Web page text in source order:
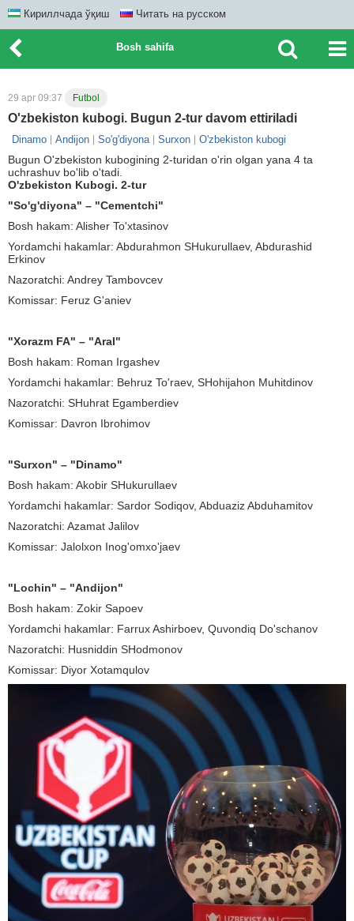
Кириллчада ўқиш Читать на русском
Bosh sahifa
29 apr 09:37 Futbol
O'zbekiston kubogi. Bugun 2-tur davom ettiriladi
Dinamo Andijon So'g'diyona Surxon O'zbekiston kubogi
Bugun O'zbekiston kubogining 2-turidan o'rin olgan yana 4 ta
uchrashuv bo'lib o'tadi.
O'zbekiston Kubogi. 2-tur
"So'g'diyona" – "Cementchi"
Bosh hakam: Alisher To'xtasinov
Yordamchi hakamlar: Abdurahmon SHukurullaev, Abdurashid
Erkinov
Nazoratchi: Andrey Tambovcev
Komissar: Feruz G'aniev
"Xorazm FA" – "Aral"
Bosh hakam: Roman Irgashev
Yordamchi hakamlar: Behruz To'raev, SHohijahon Muhitdinov
Nazoratchi: SHuhrat Egamberdiev
Komissar: Davron Ibrohimov
"Surxon" – "Dinamo"
Bosh hakam: Akobir SHukurullaev
Yordamchi hakamlar: Sardor Sodiqov, Abduaziz Abduhamitov
Nazoratchi: Azamat Jalilov
Komissar: Jalolxon Inog'omxo'jaev
"Lochin" – "Andijon"
Bosh hakam: Zokir Sapoev
Yordamchi hakamlar: Farrux Ashirboev, Quvondiq Do'schanov
Nazoratchi: Husniddin SHodmonov
Komissar: Diyor Xotamqulov